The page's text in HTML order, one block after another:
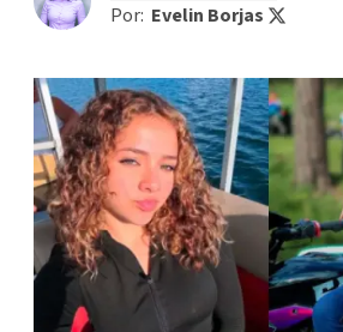
Por: Evelin Borjas